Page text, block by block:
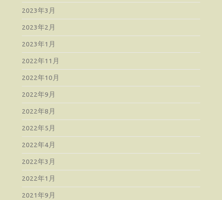
2023年3月
2023年2月
2023年1月
2022年11月
2022年10月
2022年9月
2022年8月
2022年5月
2022年4月
2022年3月
2022年1月
2021年9月